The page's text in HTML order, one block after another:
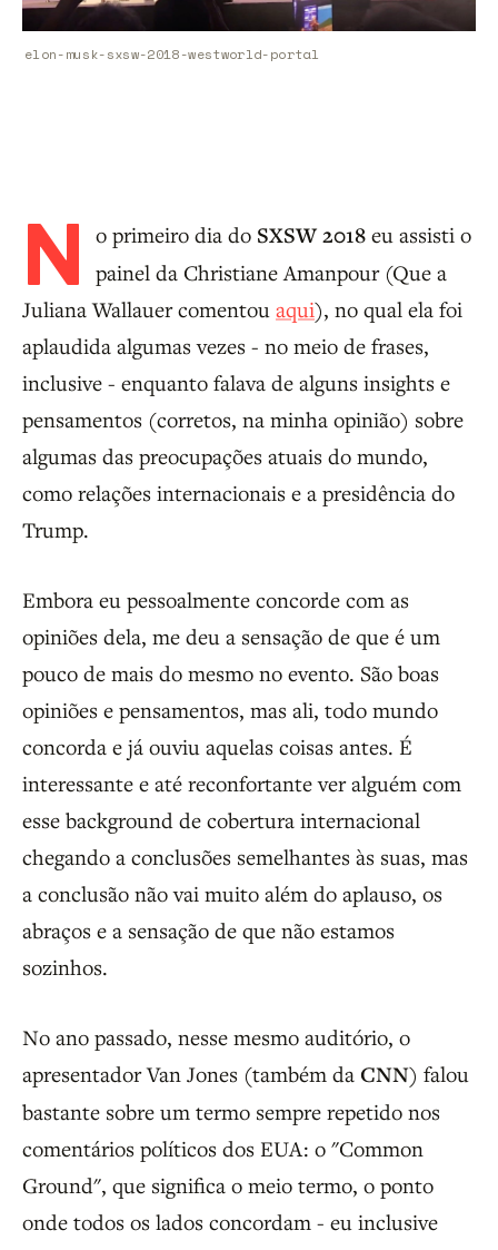
elon-musk-sxsw-2018-westworld-portal
N o primeiro dia do SXSW 2018 eu assisti o
painel da Christiane Amanpour (Que a
Juliana Wallauer comentou aqui), no qual ela foi
aplaudida algumas vezes - no meio de frases,
inclusive - enquanto falava de alguns insights e
pensamentos (corretos, na minha opinião) sobre
algumas das preocupações atuais do mundo,
como relações internacionais e a presidência do
Trump.
Embora eu pessoalmente concorde com as
opiniões dela, me deu a sensação de que é um
pouco de mais do mesmo no evento. São boas
opiniões e pensamentos, mas ali, todo mundo
concorda e já ouviu aquelas coisas antes. É
interessante e até reconfortante ver alguém com
esse background de cobertura internacional
chegando a conclusões semelhantes às suas, mas
a conclusão não vai muito além do aplauso, os
abraços e a sensação de que não estamos
sozinhos.
No ano passado, nesse mesmo auditório, o
apresentador Van Jones (também da CNN) falou
bastante sobre um termo sempre repetido nos
comentários políticos dos EUA: o "Common
Ground", que significa o meio termo, o ponto
onde todos os lados concordam - eu inclusive